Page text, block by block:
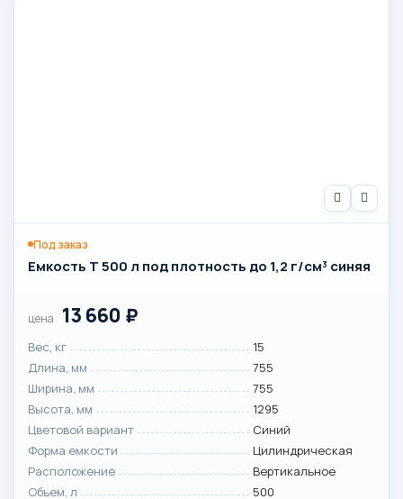
Под заказ
Емкость T 500 л под плотность до 1,2 г/см³ синяя
цена 13 660 ₽
Вес, кг
15
Длина, мм
755
Ширина, мм
755
Высота, мм
1295
Цветовой вариант
Синий
Форма емкости
Цилиндрическая
Расположение
Вертикальное
Объем, л
500